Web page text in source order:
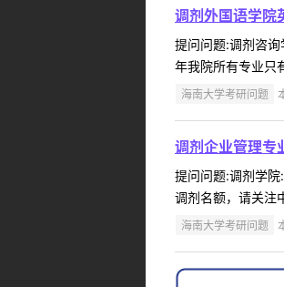
调剂外国语学院
提问问题:调剂咨
年我院所有专业只
海南大学考研问题
调剂企业管理专
提问问题:调剂学
调剂名额，请关注
海南大学考研问题